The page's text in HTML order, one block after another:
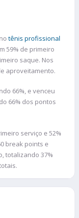
tênis profissional
59% de primeiro
saque. Nos
aproveitamento.
66%, e venceu
66% dos pontos
serviço e 52%
break points e
totalizando 37%